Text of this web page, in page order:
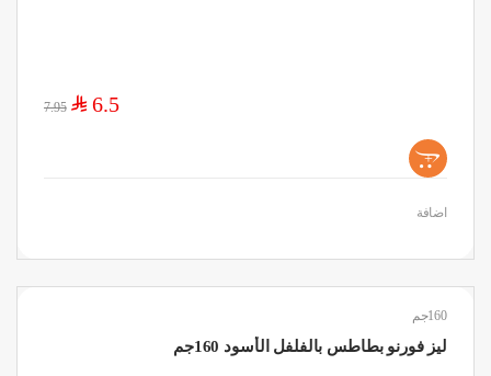
6.5
$
7.95
+
اضافة
160جم
ليز فورنو بطاطس بالفلفل الأسود 160جم